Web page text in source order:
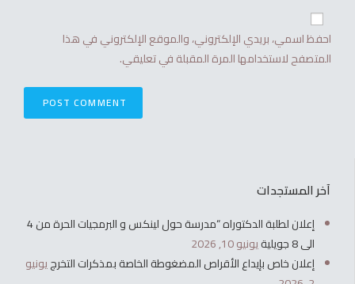
احفظ اسمي، بريدي الإلكتروني، والموقع الإلكتروني في هذا
المتصفح لاستخدامها المرة المقبلة في تعليقي.
آخر المستجدات
إعلان لطلبة الدكتوراه “مدرسة حول لينكس و البرمجيات الحرة من 4
الى 8 جويلية
يونيو 10, 2026
إعلان خاص بإيداع الأقراص المضغوطة الخاصة بمذكرات التخرجيونيو